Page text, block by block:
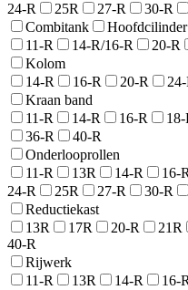
24-R
25R 27-R 30-R
Combitank
Hoofdcilinder
11-R
14-R/16-R 20-R
Kolom
14-R
16-R 20-R 24-
Kraan band
11-R
14-R 16-R 18-
36-R
40-R
Onderlooprollen
11-R
13R 14-R 16-R
24-R
25R 27-R 30-R
Reductiekast
13R
17R 20-R 21R
40-R
Rijwerk
11-R
13R 14-R 16-R